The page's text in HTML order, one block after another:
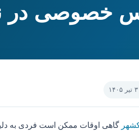
خصوصی در
گاهی اوقات ممکن است فردی به